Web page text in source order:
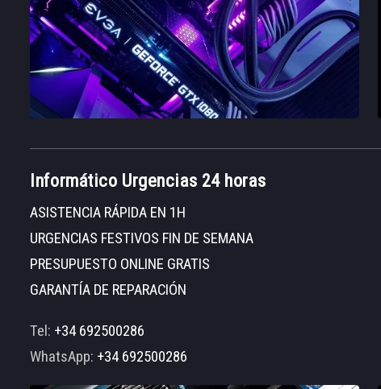
Informático Urgencias 24 horas
ASISTENCIA RÁPIDA EN 1H
URGENCIAS FESTIVOS FIN DE SEMANA
PRESUPUESTO ONLINE GRATIS
GARANTÍA DE REPARACIÓN
Tel: +34 692500286
WhatsApp: +34 692500286